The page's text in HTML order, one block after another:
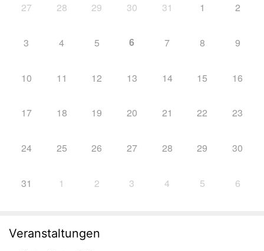
27 28 29 30 31 1 2
3 4 5 6 7 8 9
10 11 12 13 14 15 16
17 18 19 20 21 22 23
24 25 26 27 28 29 30
31 1 2 3 4 5 6
Veranstaltungen